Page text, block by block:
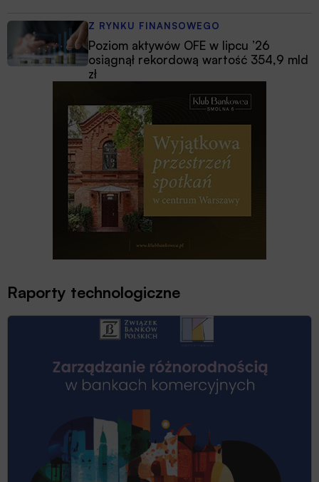
Z RYNKU FINANSOWEGO
Poziom aktywów OFE w lipcu ’26
osiągnął rekordową wartość 354,9 mld
zł
Raporty technologiczne